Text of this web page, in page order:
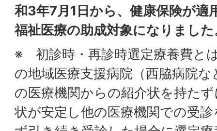
和3年7月1日から、健康保険が適
福祉医療の助成対象になりました
※ 初診時・再診時選定療養費と
の地域医療支援病院（西脇病院
の医療機関からの紹介状を持た
状が安定し他の医療機関での受